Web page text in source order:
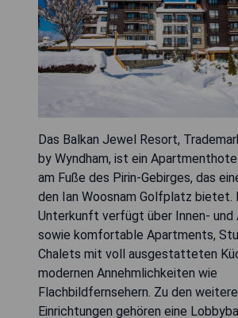
Das Balkan Jewel Resort,
by Wyndham, ist ein
am Fuße des Pirin-Gebirges, das
den Ian Woosnam Golfplatz bietet.
Unterkunft verfügt über Innen- und
sowie komfortable Apartments,
Chalets mit voll ausgestatteten
modernen Annehmlichkeiten wie
Flachbildfernsehern. Zu den
Einrichtungen gehören eine